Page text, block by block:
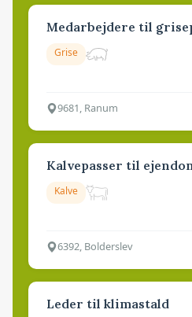
Medarbejdere til
Grise
9681, Ranum
Kalvepasser til
Kalve
6392, Bolderslev
Leder til klimastald